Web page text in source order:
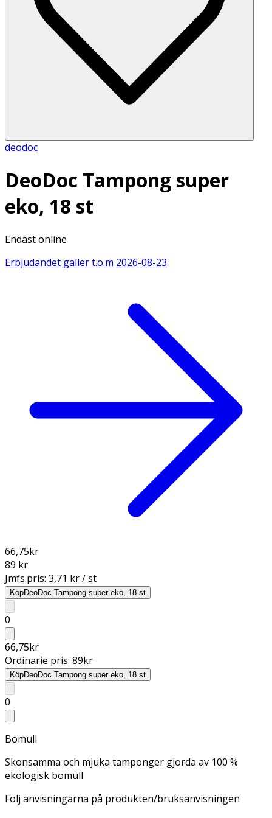
deodoc
DeoDoc Tampong super
eko, 18 st
Endast online
Erbjudandet gäller t.o.m 2026-08-23
66,75kr
89 kr
Jmfs.pris: 3,71 kr / st
KöpDeoDoc Tampong super eko, 18 st
0
66,75kr
Ordinarie pris: 89kr
KöpDeoDoc Tampong super eko, 18 st
0
Bomull
Skonsamma och mjuka tamponger gjorda av 100 %
ekologisk bomull
Följ anvisningarna på produkten/bruksanvisningen